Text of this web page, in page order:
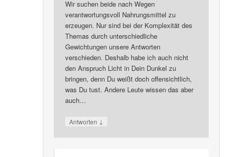
Wir suchen beide nach Wegen
verantwortungsvoll Nahrungsmittel zu
erzeugen. Nur sind bei der Komplexität des
Themas durch unterschiedliche
Gewichtungen unsere Antworten
verschieden. Deshalb habe ich auch nicht
den Anspruch Licht in Dein Dunkel zu
bringen, denn Du weißt doch offensichtlich,
was Du tust. Andere Leute wissen das aber
auch…
Antworten ↓